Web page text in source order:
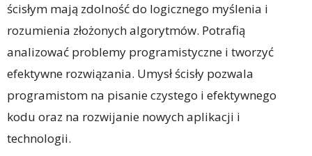
ścisłym mają zdolność do logicznego myślenia i
rozumienia złożonych algorytmów. Potrafią
analizować problemy programistyczne i tworzyć
efektywne rozwiązania. Umysł ścisły pozwala
programistom na pisanie czystego i efektywnego
kodu oraz na rozwijanie nowych aplikacji i
technologii.